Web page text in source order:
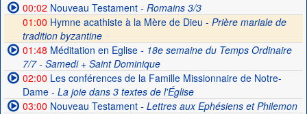
00:02 Nouveau Testament- Romains 3/3
01:00 Hymne acathiste à la Mère de Dieu - Prière mariale de
tradition byzantine
01:48 Méditation en Eglise- 18e semaine du Temps Ordinaire
7/7 - Samedi + Saint Dominique
02:00 Les conférences de la Famille Missionnaire de Notre-
Dame- La joie dans 3 textes de l'Église
03:00 Nouveau Testament- Lettres aux Ephésiens et Philemon